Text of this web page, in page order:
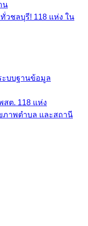
น
วชลบุรี! 118 แห่ง ใน
บบฐานข้อมูล
สต. 118 แห่ง
ภาพตำบล และสถานี